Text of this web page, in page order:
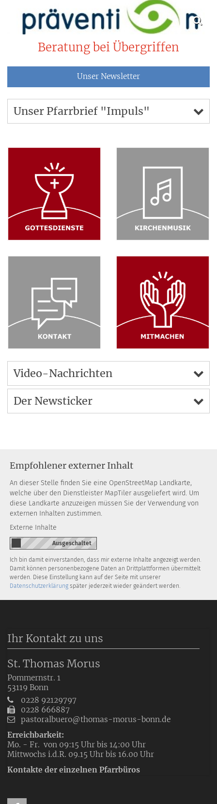
Beratung bei Übergriffen
Unser Newsletter
Unser Pfarrbrief "Impuls"
Video-Nachrichten
Der Newsticker
Empfohlener externer Inhalt
An dieser Stelle finden Sie eine OpenStreetMap Landkarte,
welche über den Dienstleister MapTiler ausgeliefert wird. Um
diese Landkarte anzuzeigen müssen Sie der Verwendung von
externen Inhalten zustimmen.
Externe Inhalte
Ich bin damit einverstanden, dass mir externe Inhalte angezeigt werden.
Damit können personenbezogene Daten an Drittplattformen übermittelt
werden. Diese Einstellung kann auf der Seite mit unserer
Datenschutzerklärung später jederzeit wieder geändert werden.
Ihr Kontakt zu uns
St. Thomas Morus
Pommernstr. 1
53119 Bonn
0228 92129797
0228 666887
pastoralbuero@thomas-morus-bonn.de
Erreichbarkeit:
Mo. - Fr. von 09:15 Uhr bis 14:00 Uhr
Mittwochs i.d.R. 09.15 Uhr bis 16.00 Uhr
Kontakte der einzelnen Pfarrbüros